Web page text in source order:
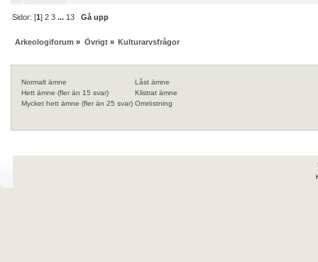
Sidor: [1]2 3 ... 13 Gå upp
Arkeologiforum » Övrigt» Kulturarvsfrågor
Normalt ämne
Hett ämne (fler än 15 svar)
Mycket hett ämne (fler än 25 svar)
Låst ämne
Klistrat ämne
Omröstning